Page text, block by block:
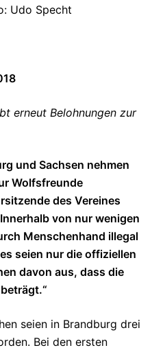
Udo Specht
erneut Belohnungen zur
und Sachsen nehmen
Wolfsfreunde
des Vereines
von nur wenigen
Menschenhand illegal
seien nur die offiziellen
davon aus, dass die
seien in Brandburg drei
Bei den ersten